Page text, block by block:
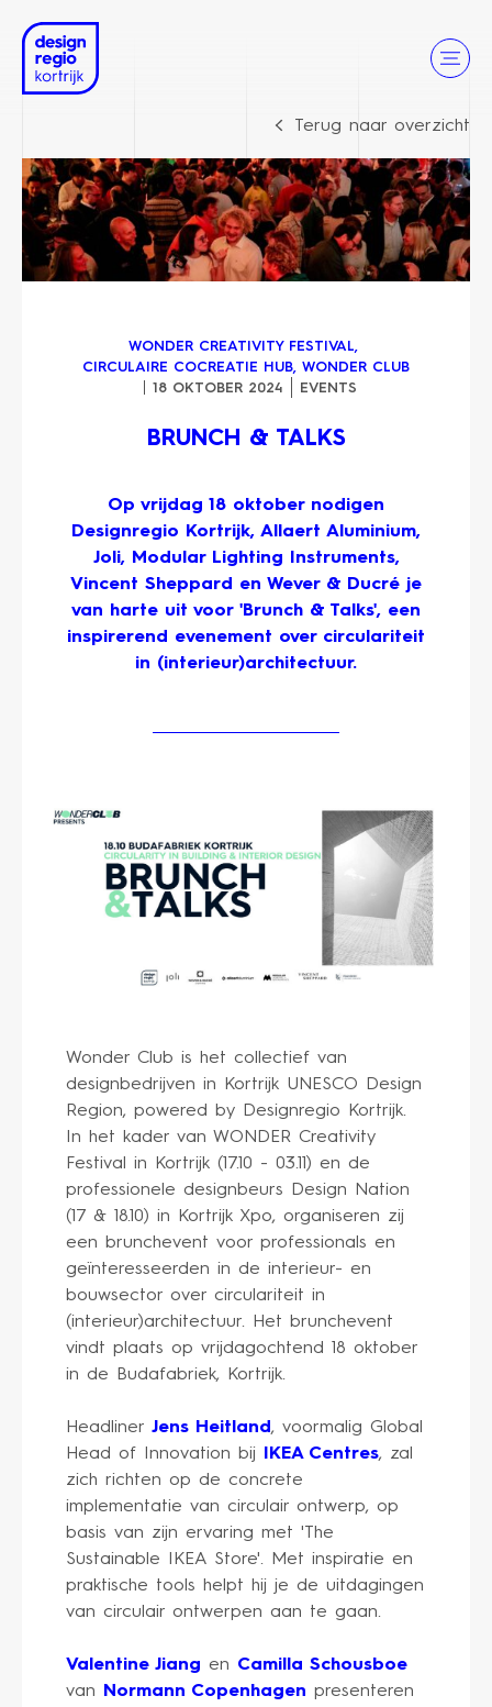
Terug naar overzicht
WONDER CREATIVITY FESTIVAL,
CIRCULAIRE COCREATIE HUB, WONDER CLUB
18 OKTOBER 2024
EVENTS
BRUNCH & TALKS
Op vrijdag 18 oktober nodigen
Designregio Kortrijk, Allaert Aluminium,
Joli, Modular Lighting Instruments,
Vincent Sheppard en Wever & Ducré je
van harte uit voor 'Brunch & Talks', een
inspirerend evenement over circulariteit
in (interieur)architectuur.
Wonder Club is het collectief van
designbedrijven in Kortrijk UNESCO Design
Region, powered by Designregio Kortrijk.
In het kader van WONDER Creativity
Festival in Kortrijk (17.10 - 03.11) en de
professionele designbeurs Design Nation
(17 & 18.10) in Kortrijk Xpo, organiseren zij
een brunchevent voor professionals en
geïnteresseerden in de interieur- en
bouwsector over circulariteit in
(interieur)architectuur. Het brunchevent
vindt plaats op vrijdagochtend 18 oktober
in de Budafabriek, Kortrijk.
Headliner Jens Heitland, voormalig Global
Head of Innovation bij
IKEA Centres, zal
zich richten op de concrete
implementatie van circulair ontwerp, op
basis van zijn ervaring met 'The
Sustainable IKEA Store'. Met inspiratie en
praktische tools helpt hij je de uitdagingen
van circulair ontwerpen aan te gaan.
Valentine Jiang en Camilla Schousboe
van
Normann Copenhagen presenteren